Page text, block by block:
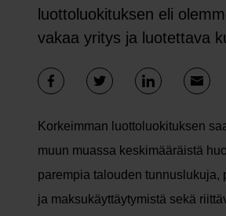
luottoluokituksen eli
vakaa yritys ja luotettava
Korkeimman luottoluokituksen
muun muassa keskimääräistä
parempia talouden tunnuslukuja,
ja maksukäyttäytymistä sekä